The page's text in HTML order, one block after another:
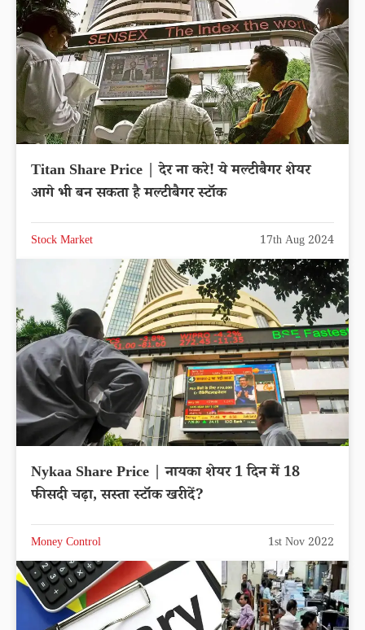
Titan Share Price | देर ना करे! ये मल्टीबैगर शेयर
आगे भी बन सकता है मल्टीबैगर स्टॉक
Stock Market 17th Aug 2024
Nykaa Share Price | नायका शेयर 1 दिन में 18
फीसदी चढ़ा, सस्ता स्टॉक खरीदें?
Money Control 1st Nov 2022